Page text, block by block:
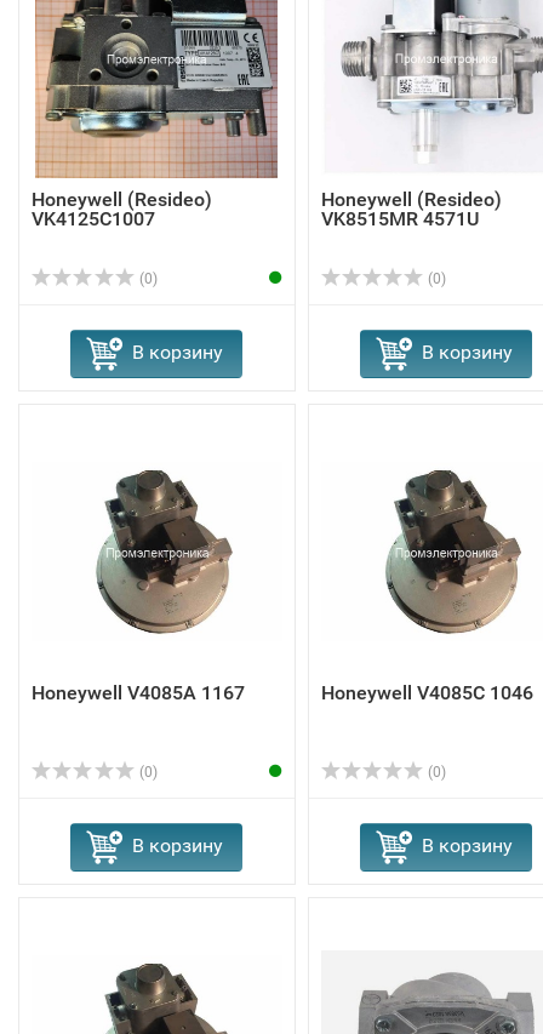
Honeywell (Resideo)
VK4125C1007
(0)
В корзину
Honeywell (Resideo)
VK8515MR 4571U
(0)
В корзину
Honeywell V4085A 1167
(0)
В корзину
Honeywell V4085C 1046
(0)
В корзину